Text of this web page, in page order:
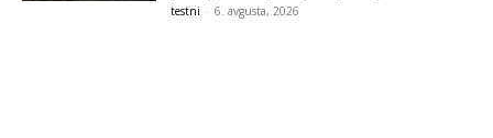
testni - 6. avgusta, 2026